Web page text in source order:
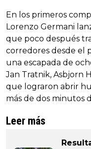
En los primeros
Lorenzo Germani
que poco después
corredores desde el
una escapada de
Jan Tratnik, Asbjorn
que lograron abrir
más de dos minutos
Leer más